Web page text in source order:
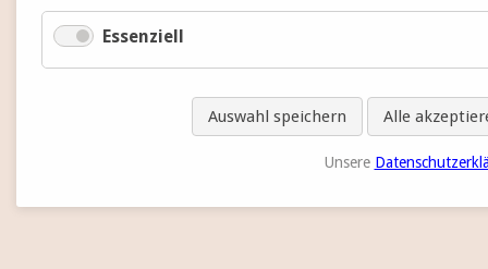
Essenziell
Auswahl speichern Alle
Unsere